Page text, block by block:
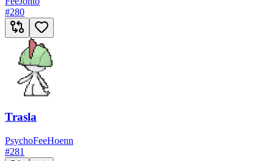
#280
Trasla
PsychoFeeHoenn
#281